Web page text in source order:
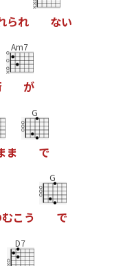
られ ない
Am7
が
ま
G
で
むこ う
G
で
D7